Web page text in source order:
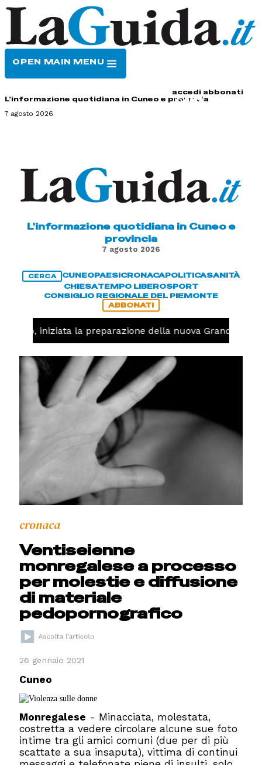
OPEN MAIN MENU
accedi abbonati
L'informazione quotidiana in Cuneo e provincia
7 agosto 2026
L'informazione quotidiana in Cuneo e
provincia
7 agosto 2026
CERCA CUNEOPAESICRONACAPOLITICASANITÀ
CHIESATEMPO LIBEROSPORT
CONSIGLIO REGIONALE DEL PIEMONTE
ABBONATI
iniziata la preparazione della nuova Granda Volley
cronaca
Ventiseienne
monregalese a processo
per molestie e diffusione
di materiale
pedopornografico
26 gennaio 2021
Cuneo
Monregalese - Minacciata, molestata,
costretta a vedere circolare alcune sue foto
intime tra gli amici comuni (due per di più
scattate a sua insaputa), vittima di continui